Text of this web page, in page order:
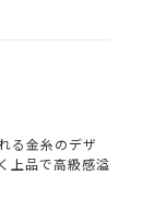
る金糸のデザ
上品で高級感溢